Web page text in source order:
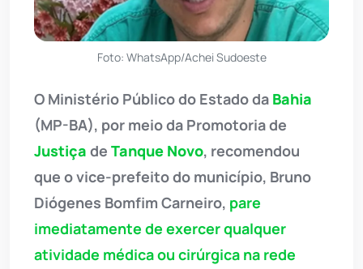
Foto: WhatsApp/Achei Sudoeste
O Ministério Público do Estado da Bahia
(MP-BA), por meio da Promotoria de
Justiça de Tanque Novo, recomendou
que o vice-prefeito do município, Bruno
Diógenes Bomfim Carneiro, pare
imediatamente de exercer qualquer
atividade médica ou cirúrgica na rede